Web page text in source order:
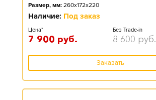
Размер, мм: 260x172x220
Наличие: Под заказ
Цена*
7 900 руб.
Без Trade-in
8 600 руб.
Заказать